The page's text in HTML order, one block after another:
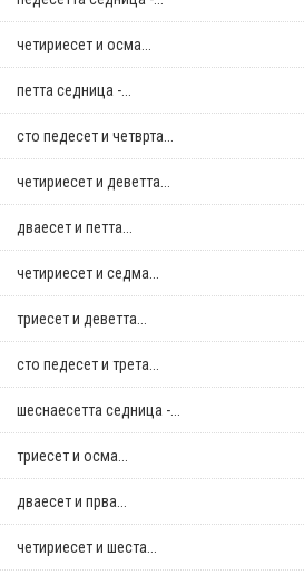
четириесет и осма...
петта седница -...
сто педесет и четврта...
четириесет и деветта...
дваесет и петта...
четириесет и седма...
триесет и деветта...
сто педесет и трета...
шеснаесетта седница -...
триесет и осма...
дваесет и прва...
четириесет и шеста...